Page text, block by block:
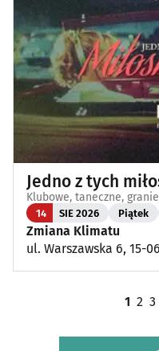
Jedno z tych
Klubowe, taneczne,
14 SIE 2026 Piątek
Zmiana Klimatu
ul. Warszawska 6, 15-
1 2 3